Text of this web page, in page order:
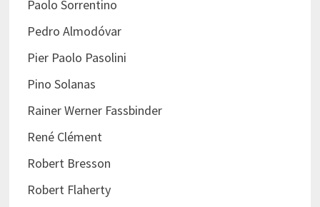
Paolo Sorrentino
Pedro Almodóvar
Pier Paolo Pasolini
Pino Solanas
Rainer Werner Fassbinder
René Clément
Robert Bresson
Robert Flaherty